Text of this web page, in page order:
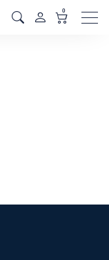
0